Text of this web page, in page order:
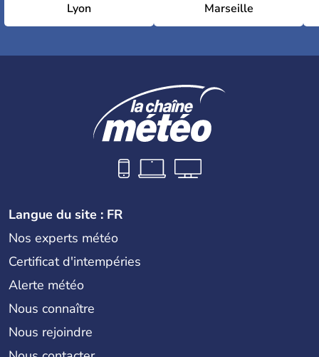
Lyon Marseille
Langue du site : FR
Nos experts météo
Certificat d'intempéries
Alerte météo
Nous connaître
Nous rejoindre